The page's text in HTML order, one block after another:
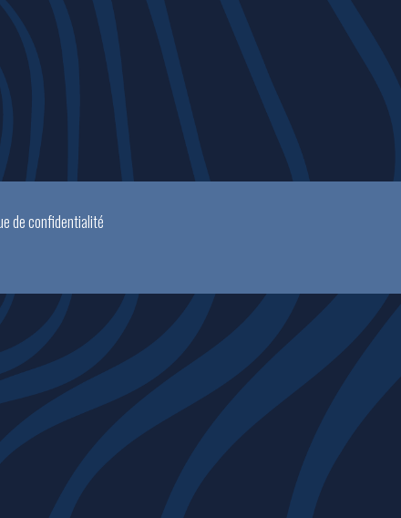
de confidentialité